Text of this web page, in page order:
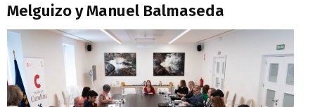
Melguizo y Manuel Balmaseda